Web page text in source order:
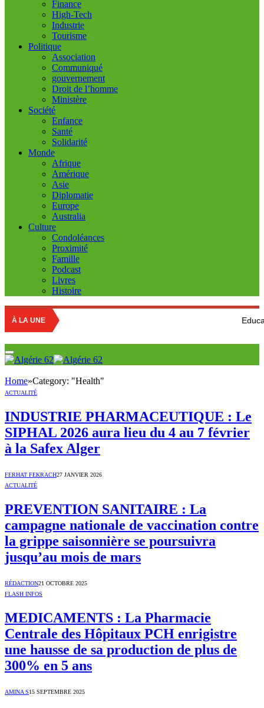
Finance
High-Tech
Industrie
Tourisme
Politique
Association
Communiqué
gouvernement
Droit de l’homme
Ministère
Société
Enfance
Santé
Solidarité
Monde
Afrique
Amérique
Asie
Diplomatie
Europe
Australia
Culture
Condoléances
Proximité
Famille
Podcast
Livres
Histoire
À LA UNE Education nationale :
Home»Category: "Health"
ACTUALITÉ
INDUSTRIE PHARMACEUTIQUE : Le
SIPHAL 2026 aura lieu du 4 au 7 février
à la Safex Alger
FERHAT FEKRACH27 JANVIER 2026
ACTUALITÉ
PREVENTION SANITAIRE : La
campagne nationale de vaccination contre
la grippe saisonnière se poursuivra
jusqu’au mois de mars
RÉDACTION21 OCTOBRE 2025
FLASH INFOS
MEDICAMENTS : La Pharmacie
Centrale des Hôpitaux PCH enrigistre
une hausse de sa production de plus de
300% en 5 ans
AMINA S15 SEPTEMBRE 2025